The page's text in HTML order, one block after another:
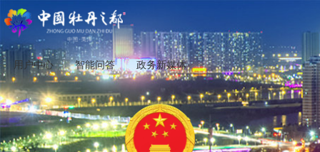
用户中心 智能问答 政务新媒体